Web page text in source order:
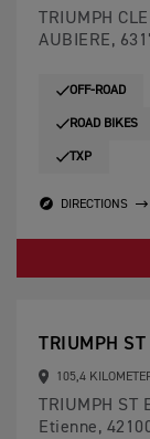
TRIUMPH
AUBIERE,
OFF-ROAD
ROAD BIKES
TXP
DIRECTIONS
TRIUMPH ST
105,4
TRIUMPH
Etienne,